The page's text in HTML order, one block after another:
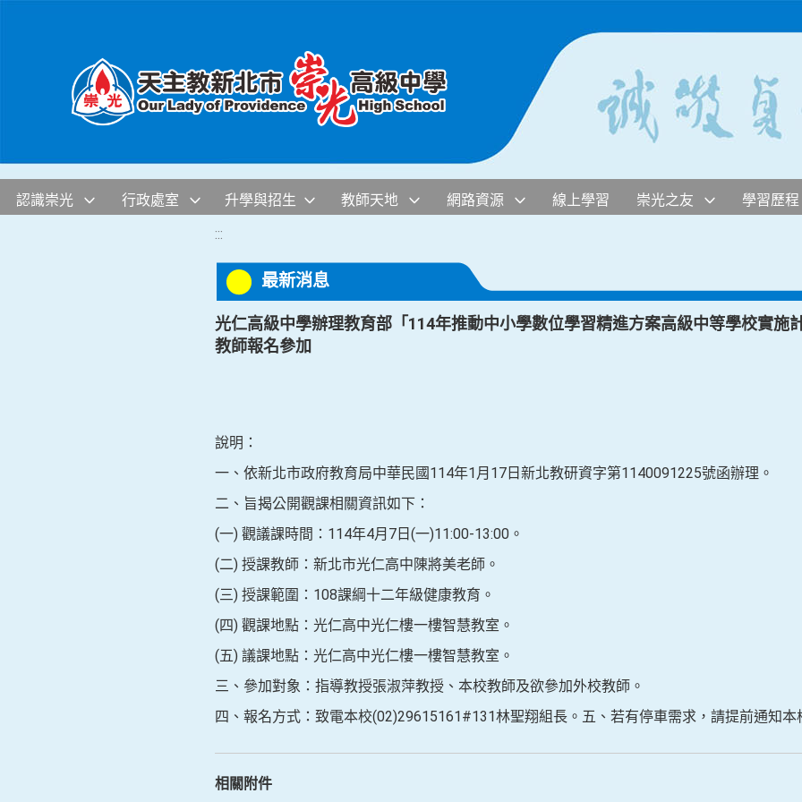
認識崇光 行政處室 升學與招生 教師天地 網路資源 線上學習 崇光之友 學習歷程
:::
最新消息
光仁高級中學辦理教育部「114年推動中小學數位學習精進方案高級中等學校實施
教師報名參加
說明：
一、依新北市政府教育局中華民國114年1月17日新北教研資字第1140091225號函辦理。
二、旨揭公開觀課相關資訊如下：
(一) 觀議課時間：114年4月7日(一)11:00-13:00。
(二) 授課教師：新北市光仁高中陳將美老師。
(三) 授課範圍：108課綱十二年級健康教育。
(四) 觀課地點：光仁高中光仁樓一樓智慧教室。
(五) 議課地點：光仁高中光仁樓一樓智慧教室。
三、參加對象：指導教授張淑萍教授、本校教師及欲參加外校教師。
四、報名方式：致電本校(02)29615161#131林聖翔組長。五、若有停車需求，請提前通知本
相關附件